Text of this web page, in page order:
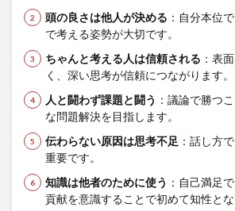
きバ
イア
4
聞く
力と
質問
力
4.1
質問
力向
上の
頭の良さは他人が決める ：自分本位
で考える姿勢が大切です。
ちゃんと考える人は信頼される ：表
く、深い思考が信頼につながります。
人と闘わず課題と闘う ：議論で勝つ
な問題解決を目指します。
伝わらない原因は思考不足 ：話し方
重要です。
知識は他者のために使う ：自己満足
貢献を意識することで初めて知性とな